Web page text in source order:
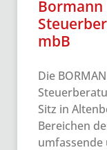
Bormann
mbB
Die
Sitz in
Bereichen